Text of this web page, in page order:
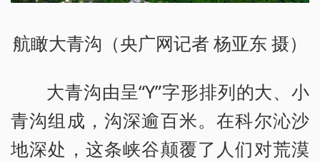
航瞰大青沟（央广网记者 杨亚东 摄）
大青沟由呈“Y”字形排列的大、小
青沟组成，沟深逾百米。在科尔沁沙
地深处，这条峡谷颠覆了人们对荒漠